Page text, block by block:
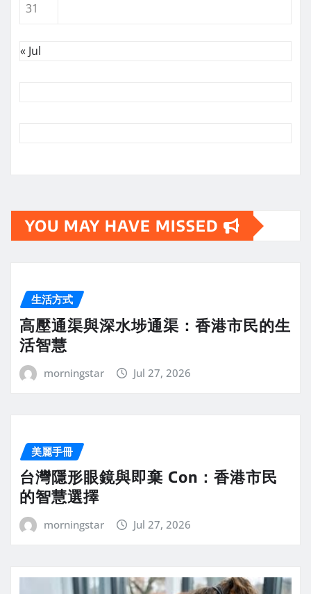
31
« Jul
YOU MAY HAVE MISSED
生活方式
高壓通渠與深水埗通渠：香港市民的生
活智慧
morningstar Jul 27, 2026
美麗手冊
台灣隱形眼鏡與即棄 Con：香港市民
的智慧選擇
morningstar Jul 27, 2026